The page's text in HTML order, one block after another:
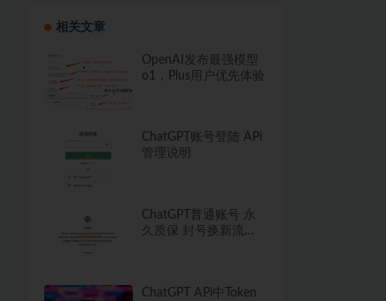
相关文章
OpenAI发布最强模型
o1，Plus用户优先体验
ChatGPT账号登陆 APi
管理说明
ChatGPT普通账号 永
久质保 封号换新流程
ChatGPT APi中Token